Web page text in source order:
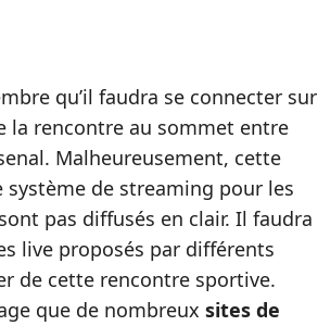
qu’il faudra se connecter sur
la rencontre au sommet entre
Malheureusement, cette
système de streaming pour les
pas diffusés en clair. Il faudra
live proposés par différents
de cette rencontre sportive.
que de nombreux sites de